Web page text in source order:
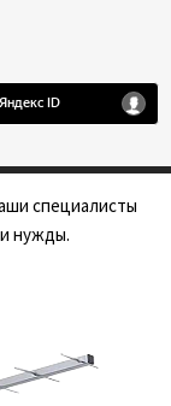
специалисты
нужды.